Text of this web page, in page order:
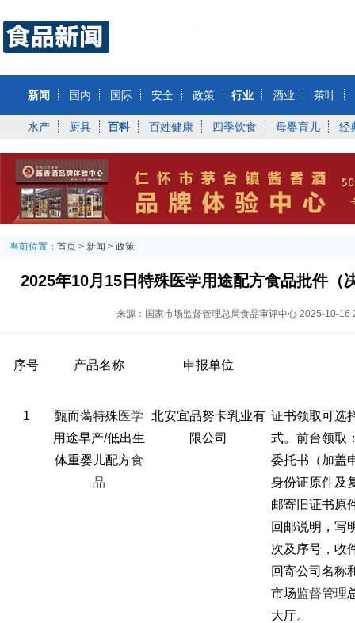
新闻 国内 国际 安全 政策 行业 酒业 茶叶
水产 厨具 百科 百姓健康 四季饮食 母婴育儿 经
当前位置： 首页 > 新闻 > 政策
2025年10月15日特殊医学用途配方食品批件（
来源：国家市场监督管理总局食品审评中心 2025-10-16
序号 产品名称 申报单位
1 甄而蔼特殊医学
用途早产/低出生
体重婴儿配方食
品
北安宜品努卡乳业有
限公司
证书领取可选
式。前台领取
委托书（加盖
身份证原件及
邮寄旧证书原
回邮说明，写
次及序号，收
回寄公司名称
市场监督管理
大厅。